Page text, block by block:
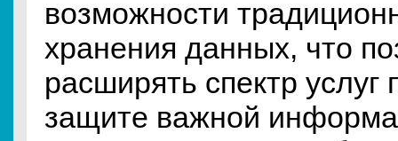
возможности
хранения данных, что
расширять спектр
защите важной